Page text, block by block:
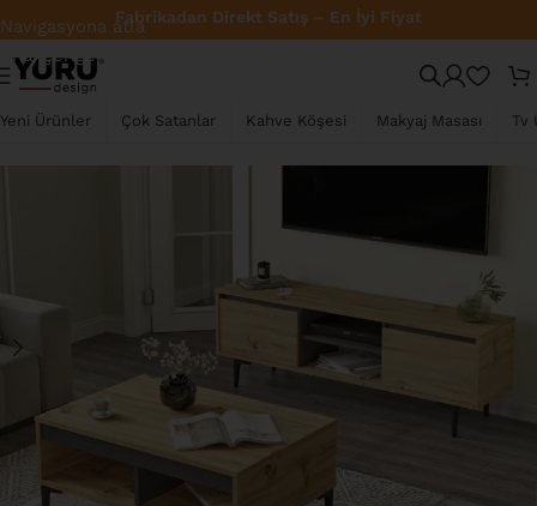
Navigasyona atla
Ana içeriğe atla
Yeni Ürünler Çok Satanlar Kahve Köşesi Makyaj Masası Tv